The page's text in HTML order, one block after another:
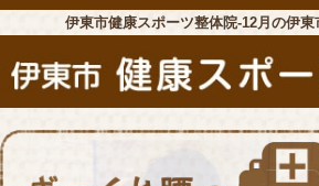
伊東市健康スポーツ整体院-12月の伊